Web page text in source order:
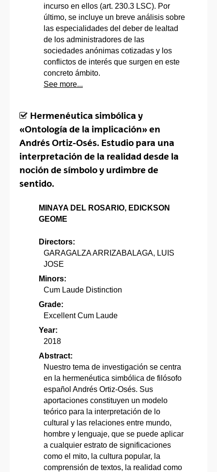
incurso en ellos (art. 230.3 LSC). Por
último, se incluye un breve análisis sobre
las especialidades del deber de lealtad
de los administradores de las
sociedades anónimas cotizadas y los
conflictos de interés que surgen en este
concreto ámbito.
See more...
Hermenéutica simbólica y
«Ontología de la implicación» en
Andrés Ortiz-Osés. Estudio para una
interpretación de la realidad desde la
noción de símbolo y urdimbre de
sentido.
MINAYA DEL ROSARIO, EDICKSON
GEOME
Directors:
GARAGALZA ARRIZABALAGA, LUIS
JOSE
Minors:
Cum Laude Distinction
Grade:
Excellent Cum Laude
Year:
2018
Abstract:
Nuestro tema de investigación se centra
en la hermenéutica simbólica de filósofo
español Andrés Ortiz-Osés. Sus
aportaciones constituyen un modelo
teórico para la interpretación de lo
cultural y las relaciones entre mundo,
hombre y lenguaje, que se puede aplicar
a cualquier estrato de significaciones
como el mito, la cultura popular, la
comprensión de textos, la realidad como